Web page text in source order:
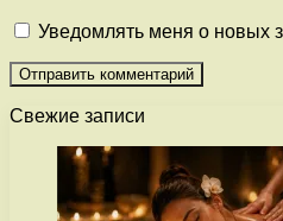
Уведомлять меня о новых
Свежие записи